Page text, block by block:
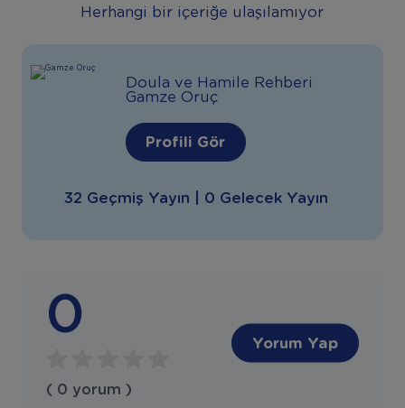
Herhangi bir içeriğe ulaşılamıyor
Doula ve Hamile Rehberi
Gamze Oruç
Profili Gör
32 Geçmiş Yayın | 0 Gelecek Yayın
0
( 0 yorum )
Yorum Yap